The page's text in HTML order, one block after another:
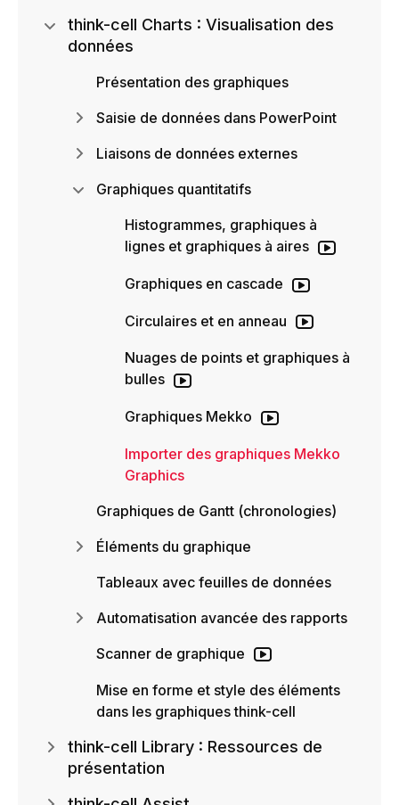
think-cell Charts : Visualisation des
données
Présentation des graphiques
Saisie de données dans PowerPoint
Liaisons de données externes
Graphiques quantitatifs
Histogrammes, graphiques à
lignes et graphiques à aires
Graphiques en cascade
Circulaires et en anneau
Nuages de points et graphiques à
bulles
Graphiques Mekko
Importer des graphiques Mekko
Graphics
Graphiques de Gantt (chronologies)
Éléments du graphique
Tableaux avec feuilles de données
Automatisation avancée des rapports
Scanner de graphique
Mise en forme et style des éléments
dans les graphiques think-cell
think-cell Library : Ressources de
présentation